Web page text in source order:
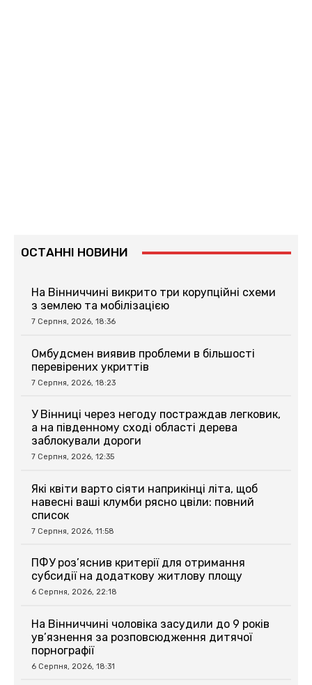
ОСТАННІ НОВИНИ
На Вінниччині викрито три корупційні схеми
з землею та мобілізацією
7 Серпня, 2026, 18:36
Омбудсмен виявив проблеми в більшості
перевірених укриттів
7 Серпня, 2026, 18:23
У Вінниці через негоду постраждав легковик,
а на південному сході області дерева
заблокували дороги
7 Серпня, 2026, 12:35
Які квіти варто сіяти наприкінці літа, щоб
навесні ваші клумби рясно цвіли: повний
список
7 Серпня, 2026, 11:58
ПФУ роз’яснив критерії для отримання
субсидії на додаткову житлову площу
6 Серпня, 2026, 22:18
На Вінниччині чоловіка засудили до 9 років
ув’язнення за розповсюдження дитячої
порнографії
6 Серпня, 2026, 18:31